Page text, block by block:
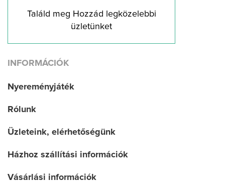
Találd meg Hozzád legközelebbi
üzletünket
INFORMÁCIÓK
Nyereményjáték
Rólunk
Üzleteink, elérhetőségünk
Házhoz szállítási információk
Vásárlási információk